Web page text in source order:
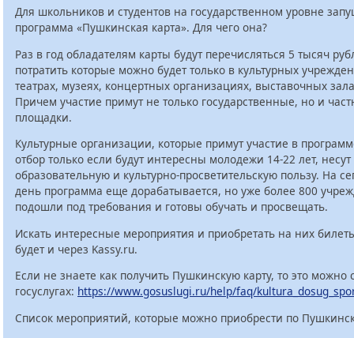
Для школьников и студентов на государственном уровне
программа «Пушкинская карта». Для чего она?
Раз в год обладателям карты будут перечисляться 5 тысяч
потратить которые можно будет только в культурных
театрах, музеях, концертных организациях, выставочных
Причем участие примут не только государственные, но и
площадки.
Культурные организации, которые примут участие в
отбор только если будут интересны молодежи 14-22 лет,
образовательную и культурно-просветительскую пользу. На
день программа еще дорабатывается, но уже более 800
подошли под требования и готовы обучать и просвещать.
Искать интересные мероприятия и приобретать на них
будет и через Kassy.ru.
Если не знаете как получить Пушкинскую карту, то это можно
госуслугах: https://www.gosuslugi.ru/help/faq/
Список мероприятий, которые можно приобрести по